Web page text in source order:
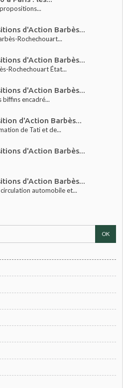
d'Action Barbès...
Rochechouart...
d'Action Barbès...
Rochechouart État...
d'Action Barbès...
biffins encadré...
d'Action Barbès...
de Tati et de...
d'Action Barbès...
d'Action Barbès...
automobile et...